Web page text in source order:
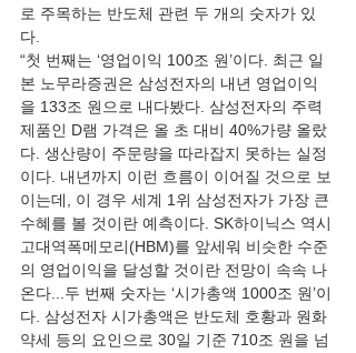
로 주목하는 반도체 관련 두 개의 숫자가 있
다.
“첫 번째는 ‘영업이익 100조 원’이다. 최근 일
본 노무라증권은 삼성전자의 내년 영업이익
을 133조 원으로 내다봤다. 삼성전자의 주력
제품인 D램 가격은 올 초 대비 40%가량 올랐
다. 생산량이 주문량을 따라잡지 못하는 실정
이다. 내년까지 이런 흐름이 이어질 것으로 보
이는데, 이 경우 세계 1위 삼성전자가 가장 큰
수혜를 볼 것이란 예측이다. SK하이닉스 역시
고대역폭메모리(HBM)를 앞세워 비슷한 수준
의 영업이익을 달성할 것이란 전망이 속속 나
온다...두 번째 숫자는 ‘시가총액 1000조 원’이
다. 삼성전자 시가총액은 반도체 호황과 원화
약세 등의 요인으로 30일 기준 710조 원을 넘